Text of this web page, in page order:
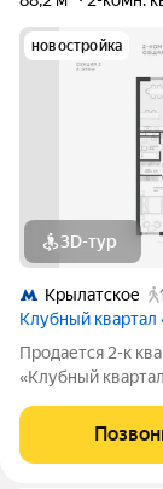
новостройка
3D-тур
Крылатское
Клубный квартал
Продается 2-к
«Клубный
западе Москвы
«Сияние».